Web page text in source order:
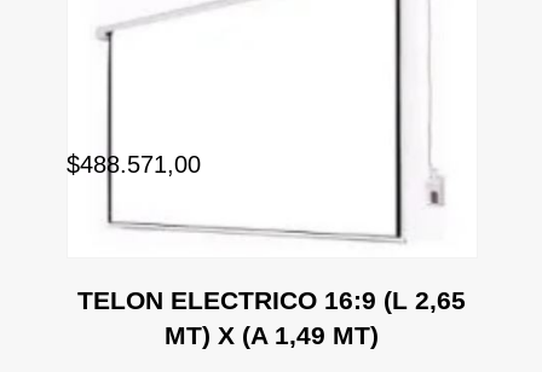
TELON ELECTRICO 16:9 (L 2,65
MT) X (A 1,49 MT)
$488.571,00